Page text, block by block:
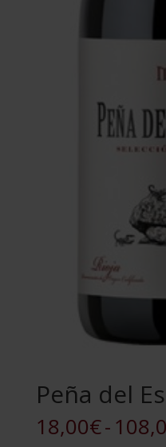
Peña del
18,00€-